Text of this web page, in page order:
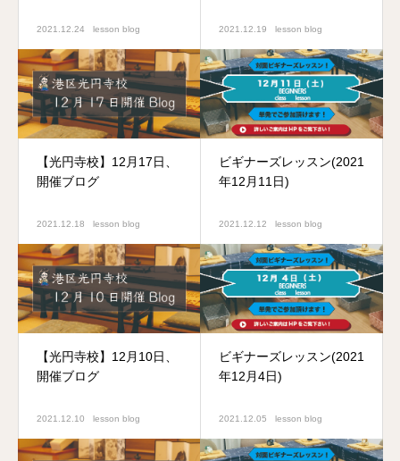
2021.12.24 lesson blog 2021.12.19 lesson blog
【光円寺校】12月17日、
開催ブログ
2021.12.18 lesson blog
ビギナーズレッスン(2021
年12月11日)
2021.12.12 lesson blog
【光円寺校】12月10日、
開催ブログ
2021.12.10 lesson blog
ビギナーズレッスン(2021
年12月4日)
2021.12.05 lesson blog